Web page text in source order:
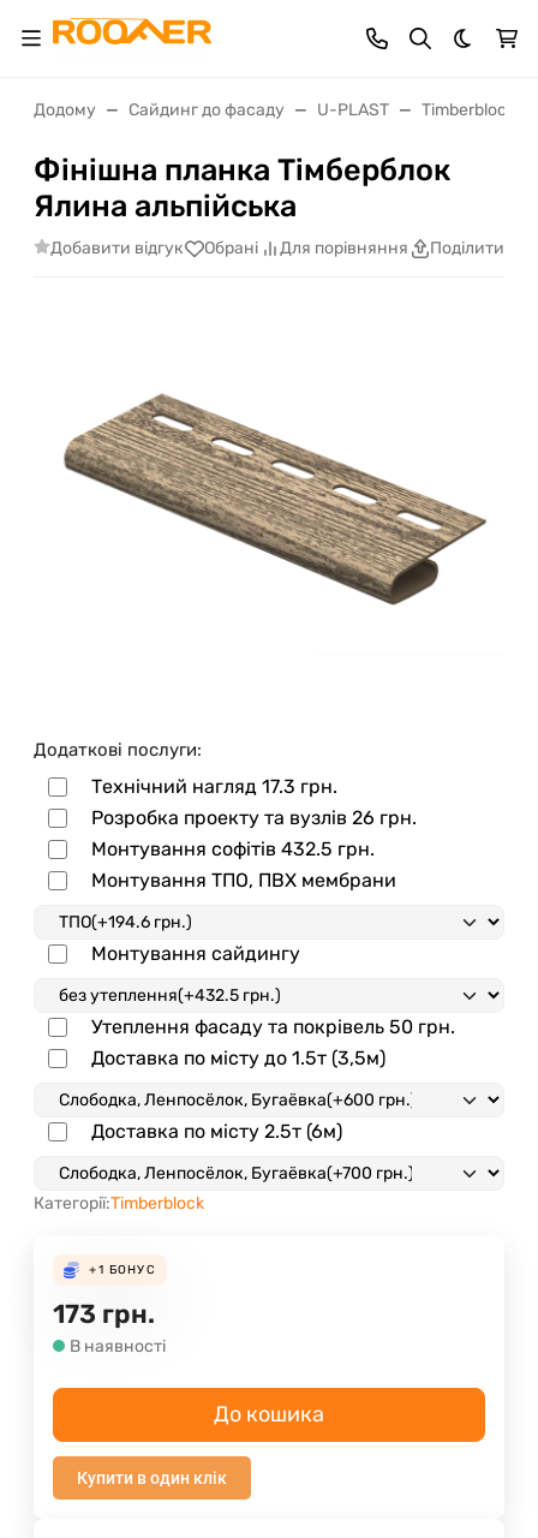
Dark
Додому Сайдинг до фасаду U-PLAST Timberblock
Фінішна планка Тімберблок
Ялина альпійська
Добавити відгук Обрані Для порівняння Поділитися
Додаткові послуги:
Технічний нагляд 17.3 грн.
Розробка проекту та вузлів 26 грн.
Монтування софітів 432.5 грн.
Монтування ТПО, ПВХ мембрани
Монтування сайдингу
Утеплення фасаду та покрівель 50 грн.
Доставка по місту до 1.5т (3,5м)
Доставка по місту 2.5т (6м)
Категорії:Timberblock
+1 БОНУС
173 грн.
В наявності
До кошика
Купити в один клік